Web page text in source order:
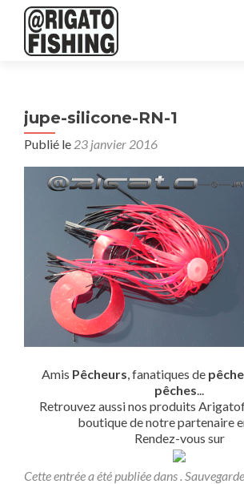
jupe-silicone-RN-1
Publié le 23 janvier 2016
Amis Pêcheurs, fanatiques de pêche
pêches...
Retrouvez aussi nos produits
boutique de notre partenaire
Rendez-vous sur
Cette entrée a été publiée dans .